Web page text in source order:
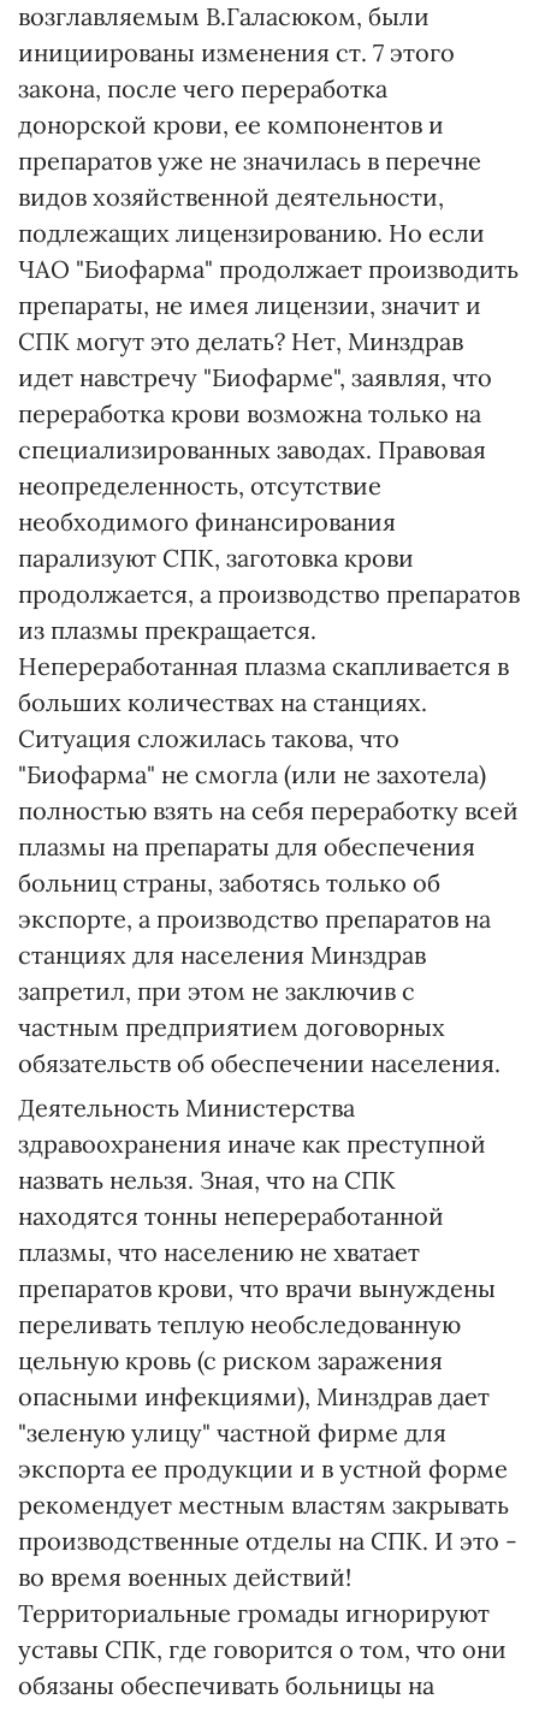
возглавляемым В.Галасюком, были
инициированы изменения ст. 7 этого
закона, после чего переработка
донорской крови, ее компонентов и
препаратов уже не значилась в перечне
видов хозяйственной деятельности,
подлежащих лицензированию. Но если
ЧАО "Биофарма" продолжает производить
препараты, не имея лицензии, значит и
СПК могут это делать? Нет, Минздрав
идет навстречу "Биофарме", заявляя, что
переработка крови возможна только на
специализированных заводах. Правовая
неопределенность, отсутствие
необходимого финансирования
парализуют СПК, заготовка крови
продолжается, а производство препаратов
из плазмы прекращается.
Непереработанная плазма скапливается в
больших количествах на станциях.
Ситуация сложилась такова, что
"Биофарма" не смогла (или не захотела)
полностью взять на себя переработку всей
плазмы на препараты для обеспечения
больниц страны, заботясь только об
экспорте, а производство препаратов на
станциях для населения Минздрав
запретил, при этом не заключив с
частным предприятием договорных
обязательств об обеспечении населения.
Деятельность Министерства
здравоохранения иначе как преступной
назвать нельзя. Зная, что на СПК
находятся тонны непереработанной
плазмы, что населению не хватает
препаратов крови, что врачи вынуждены
переливать теплую необследованную
цельную кровь (с риском заражения
опасными инфекциями), Минздрав дает
"зеленую улицу" частной фирме для
экспорта ее продукции и в устной форме
рекомендует местным властям закрывать
производственные отделы на СПК. И это -
во время военных действий!
Территориальные громады игнорируют
уставы СПК, где говорится о том, что они
обязаны обеспечивать больницы на